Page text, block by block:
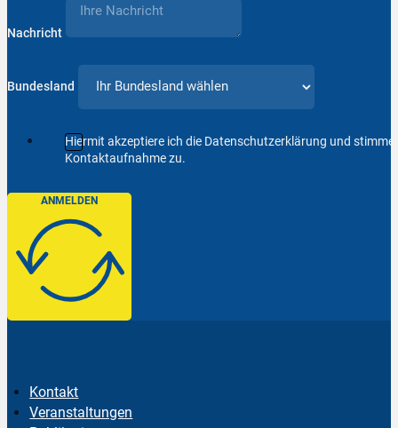
Nachricht
Bundesland
Hiermit akzeptiere ich die Datenschutzerklärung und
Kontaktaufnahme zu.
ANMELDEN
Kontakt
Veranstaltungen